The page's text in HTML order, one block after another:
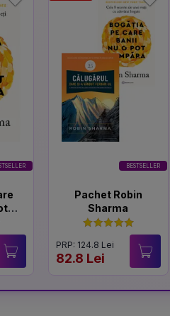
BESTSELLER
Pachet Robin
Sharma
PRP: 124.8 Lei
82.8 Lei